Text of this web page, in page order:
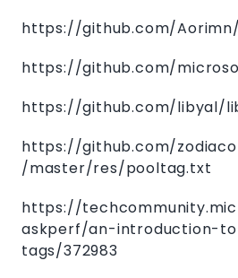
https://github.com/
https://github.com/
https://github.com/libyal/
https://github.com/
/master/res/pooltag.txt
https://
askperf/an-introduction-
tags/372983